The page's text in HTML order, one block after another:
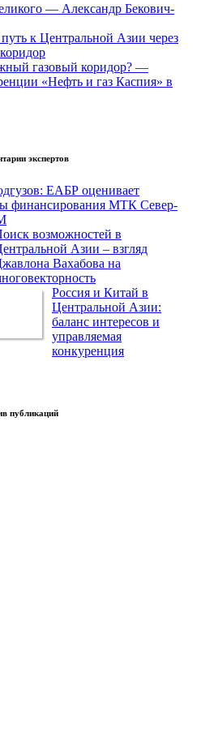
— Александр Бекович-
к Центральной Азии через
газовый коридор? —
«Нефть и газ Каспия» в
экспертов
ЕАБР оценивает
финансирования МТК Север-
возможностей в
Азии – взгляд
Вахабова на
Россия и Китай в
Центральной Азии:
баланс интересов и
управляемая
конкуренция
публикаций